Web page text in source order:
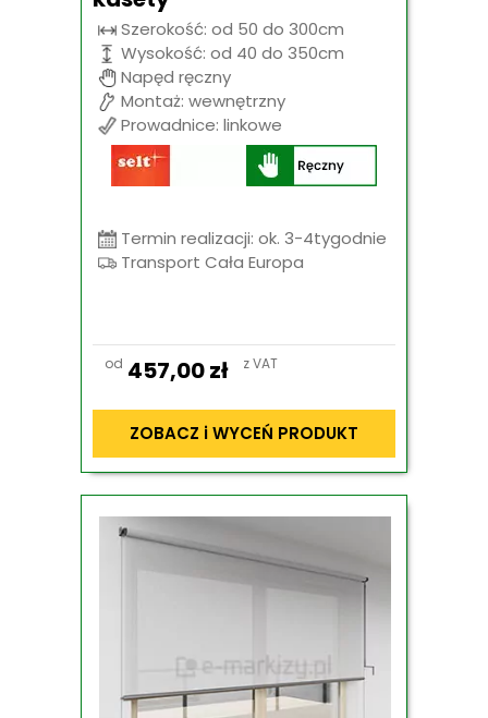
Szerokość: od 50 do 300cm
Wysokość: od 40 do 350cm
Napęd ręczny
Montaż: wewnętrzny
Prowadnice: linkowe
Termin realizacji: ok. 3-4tygodnie
Transport Cała Europa
od 457,00zł z VAT
ZOBACZ i WYCEŃ PRODUKT